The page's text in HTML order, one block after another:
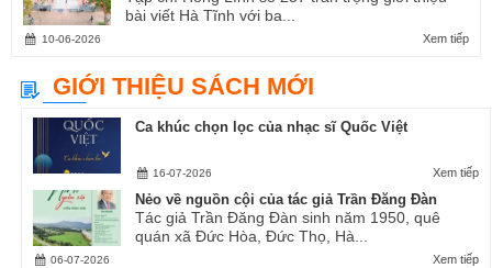
bài viết Hà Tĩnh với ba...
Xem tiếp
10-06-2026
GIỚI THIỆU SÁCH MỚI
Ca khúc chọn lọc của nhạc sĩ Quốc Việt
Xem tiếp
16-07-2026
Nẻo về nguồn cội của tác giả Trần Đăng Đàn
Tác giả Trần Đăng Đàn sinh năm 1950, quê
quán xã Đức Hòa, Đức Thọ, Hà...
Xem tiếp
06-07-2026